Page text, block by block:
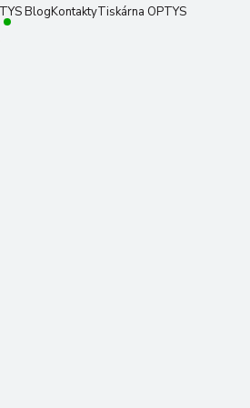
BlogKontaktyTiskárna OPTYS